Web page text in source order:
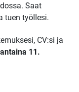
Saat
tuen työllesi.
CV:si ja
11.